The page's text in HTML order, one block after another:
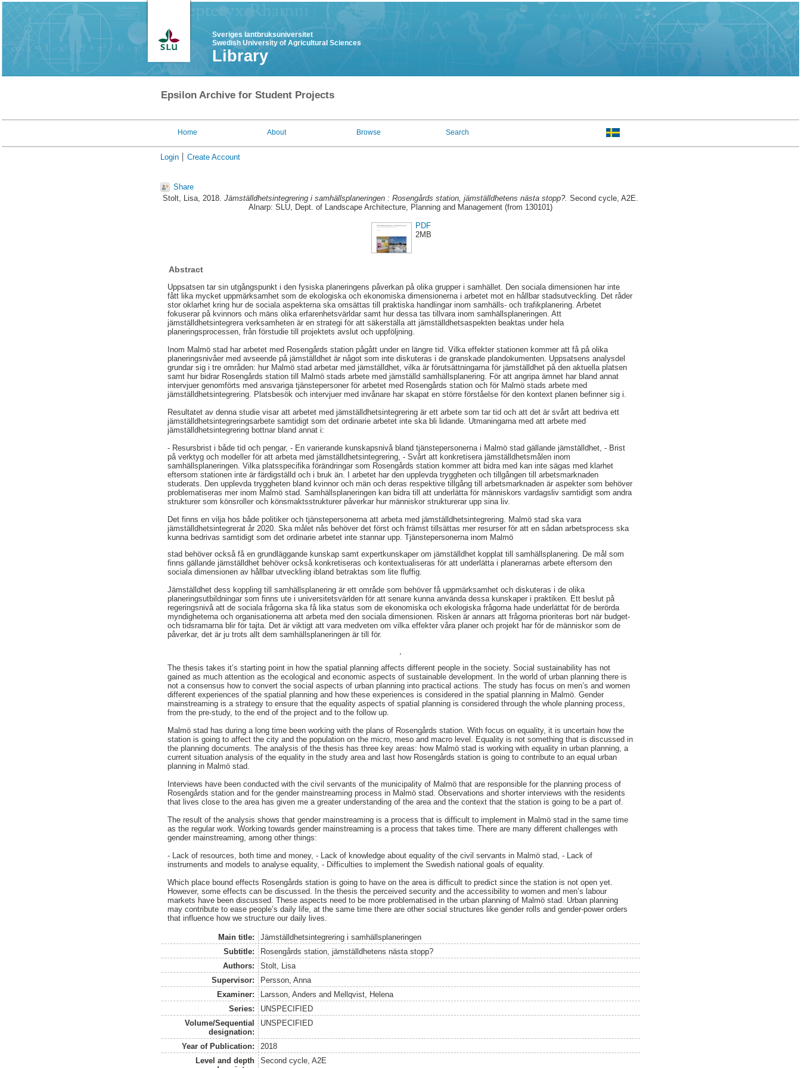
Sveriges lantbruksuniversitet
Swedish University of Agricultural Sciences
Library
Epsilon Archive for Student Projects
Home About Browse Search
Login Create Account
Share
Stolt, Lisa, 2018. Jämställdhetsintegrering i samhällsplaneringen : Rosengårds station, jämställdhetens nästa stopp?. Second cycle, A2E.
Alnarp: SLU, Dept. of Landscape Architecture, Planning and Management (from 130101)
PDF
2MB
Abstract
Uppsatsen tar sin utgångspunkt i den fysiska planeringens påverkan på olika grupper i samhället. Den sociala dimensionen har inte
fått lika mycket uppmärksamhet som de ekologiska och ekonomiska dimensionerna i arbetet mot en hållbar stadsutveckling. Det råder
stor oklarhet kring hur de sociala aspekterna ska omsättas till praktiska handlingar inom samhälls- och trafikplanering. Arbetet
fokuserar på kvinnors och mäns olika erfarenhetsvärldar samt hur dessa tas tillvara inom samhällsplaneringen. Att
jämställdhetsintegrera verksamheten är en strategi för att säkerställa att jämställdhetsaspekten beaktas under hela
planeringsprocessen, från förstudie till projektets avslut och uppföljning.
Inom Malmö stad har arbetet med Rosengårds station pågått under en längre tid. Vilka effekter stationen kommer att få på olika
planeringsnivåer med avseende på jämställdhet är något som inte diskuteras i de granskade plandokumenten. Uppsatsens analysdel
grundar sig i tre områden: hur Malmö stad arbetar med jämställdhet, vilka är förutsättningarna för jämställdhet på den aktuella platsen
samt hur bidrar Rosengårds station till Malmö stads arbete med jämställd samhällsplanering. För att angripa ämnet har bland annat
intervjuer genomförts med ansvariga tjänstepersoner för arbetet med Rosengårds station och för Malmö stads arbete med
jämställdhetsintegrering. Platsbesök och intervjuer med invånare har skapat en större förståelse för den kontext planen befinner sig i.
Resultatet av denna studie visar att arbetet med jämställdhetsintegrering är ett arbete som tar tid och att det är svårt att bedriva ett
jämställdhetsintegreringsarbete samtidigt som det ordinarie arbetet inte ska bli lidande. Utmaningarna med att arbete med
jämställdhetsintegrering bottnar bland annat i:
- Resursbrist i både tid och pengar, - En varierande kunskapsnivå bland tjänstepersonerna i Malmö stad gällande jämställdhet, - Brist
på verktyg och modeller för att arbeta med jämställdhetsintegrering, - Svårt att konkretisera jämställdhetsmålen inom
samhällsplaneringen. Vilka platsspecifika förändringar som Rosengårds station kommer att bidra med kan inte sägas med klarhet
eftersom stationen inte är färdigställd och i bruk än. I arbetet har den upplevda tryggheten och tillgången till arbetsmarknaden
studerats. Den upplevda tryggheten bland kvinnor och män och deras respektive tillgång till arbetsmarknaden är aspekter som behöver
problematiseras mer inom Malmö stad. Samhällsplaneringen kan bidra till att underlätta för människors vardagsliv samtidigt som andra
strukturer som könsroller och könsmaktsstrukturer påverkar hur människor strukturerar upp sina liv.
Det finns en vilja hos både politiker och tjänstepersonerna att arbeta med jämställdhetsintegrering. Malmö stad ska vara
jämställdhetsintegrerat år 2020. Ska målet nås behöver det först och främst tillsättas mer resurser för att en sådan arbetsprocess ska
kunna bedrivas samtidigt som det ordinarie arbetet inte stannar upp. Tjänstepersonerna inom Malmö
stad behöver också få en grundläggande kunskap samt expertkunskaper om jämställdhet kopplat till samhällsplanering. De mål som
finns gällande jämställdhet behöver också konkretiseras och kontextualiseras för att underlätta i planerarnas arbete eftersom den
sociala dimensionen av hållbar utveckling ibland betraktas som lite fluffig.
Jämställdhet dess koppling till samhällsplanering är ett område som behöver få uppmärksamhet och diskuteras i de olika
planeringsutbildningar som finns ute i universitetsvärlden för att senare kunna använda dessa kunskaper i praktiken. Ett beslut på
regeringsnivå att de sociala frågorna ska få lika status som de ekonomiska och ekologiska frågorna hade underlättat för de berörda
myndigheterna och organisationerna att arbeta med den sociala dimensionen. Risken är annars att frågorna prioriteras bort när budget-
och tidsramarna blir för tajta. Det är viktigt att vara medveten om vilka effekter våra planer och projekt har för de människor som de
påverkar, det är ju trots allt dem samhällsplaneringen är till för.
The thesis takes it’s starting point in how the spatial planning affects different people in the society. Social sustainability has not
gained as much attention as the ecological and economic aspects of sustainable development. In the world of urban planning there is
not a consensus how to convert the social aspects of urban planning into practical actions. The study has focus on men’s and women
different experiences of the spatial planning and how these experiences is considered in the spatial planning in Malmö. Gender
mainstreaming is a strategy to ensure that the equality aspects of spatial planning is considered through the whole planning process,
from the pre-study, to the end of the project and to the follow up.
Malmö stad has during a long time been working with the plans of Rosengårds station. With focus on equality, it is uncertain how the
station is going to affect the city and the population on the micro, meso and macro level. Equality is not something that is discussed in
the planning documents. The analysis of the thesis has three key areas: how Malmö stad is working with equality in urban planning, a
current situation analysis of the equality in the study area and last how Rosengårds station is going to contribute to an equal urban
planning in Malmö stad.
Interviews have been conducted with the civil servants of the municipality of Malmö that are responsible for the planning process of
Rosengårds station and for the gender mainstreaming process in Malmö stad. Observations and shorter interviews with the residents
that lives close to the area has given me a greater understanding of the area and the context that the station is going to be a part of.
The result of the analysis shows that gender mainstreaming is a process that is difficult to implement in Malmö stad in the same time
as the regular work. Working towards gender mainstreaming is a process that takes time. There are many different challenges with
gender mainstreaming, among other things:
- Lack of resources, both time and money, - Lack of knowledge about equality of the civil servants in Malmö stad, - Lack of
instruments and models to analyse equality, - Difficulties to implement the Swedish national goals of equality.
Which place bound effects Rosengårds station is going to have on the area is difficult to predict since the station is not open yet.
However, some effects can be discussed. In the thesis the perceived security and the accessibility to women and men’s labour
markets have been discussed. These aspects need to be more problematised in the urban planning of Malmö stad. Urban planning
may contribute to ease people’s daily life, at the same time there are other social structures like gender rolls and gender-power orders
that influence how we structure our daily lives.
Main title:
Jämställdhetsintegrering i samhällsplaneringen
Subtitle:
Rosengårds station, jämställdhetens nästa stopp?
Authors:
Stolt, Lisa
Supervisor:
Persson, Anna
Examiner:
Larsson, Anders and Mellqvist, Helena
Series:
UNSPECIFIED
Volume/Sequential
designation:
UNSPECIFIED
Year of Publication:
2018
Level and depth
Second cycle, A2E